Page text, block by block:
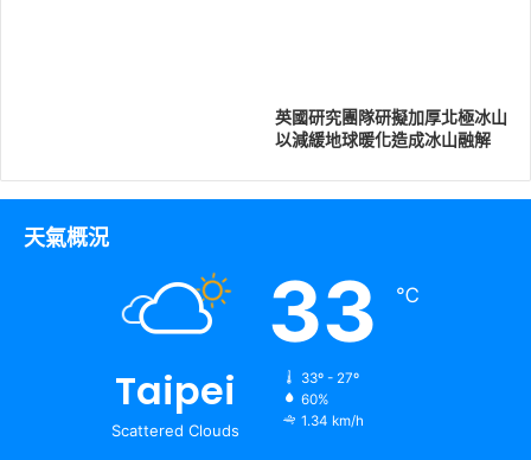
英國研究團隊研擬加厚北極冰山
以減緩地球暖化造成冰山融解
天氣概況
Taipei
Scattered Clouds
33 ℃
33º - 27º
60%
1.34 km/h